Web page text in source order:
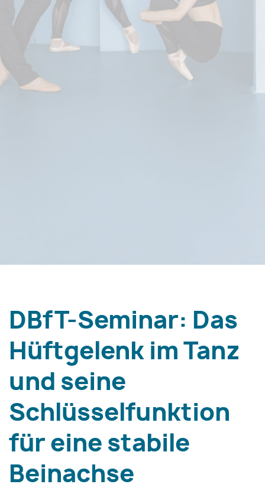
DBfT-Seminar: Das
Hüftgelenk im Tanz
und seine
Schlüsselfunktion
für eine stabile
Beinachse